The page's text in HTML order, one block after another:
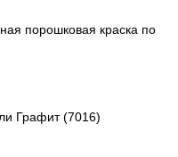
порошковая краска по
Графит (7016)